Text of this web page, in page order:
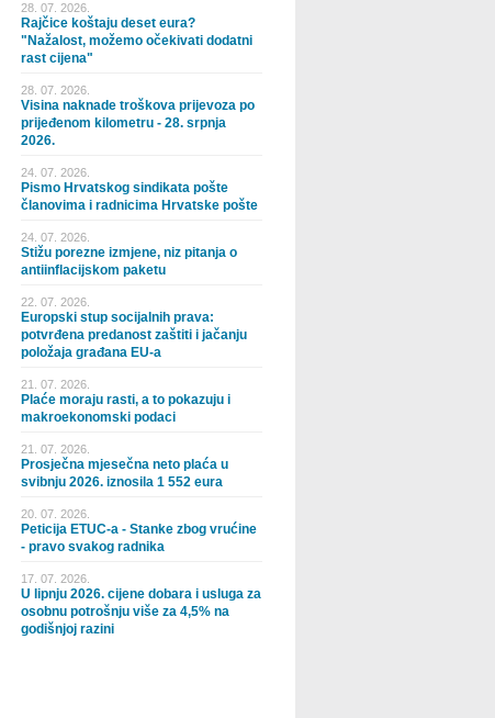
28. 07. 2026.
Rajčice koštaju deset eura?
"Nažalost, možemo očekivati dodatni
rast cijena"
28. 07. 2026.
Visina naknade troškova prijevoza po
prijeđenom kilometru - 28. srpnja
2026.
24. 07. 2026.
Pismo Hrvatskog sindikata pošte
članovima i radnicima Hrvatske pošte
24. 07. 2026.
Stižu porezne izmjene, niz pitanja o
antiinflacijskom paketu
22. 07. 2026.
Europski stup socijalnih prava:
potvrđena predanost zaštiti i jačanju
položaja građana EU-a
21. 07. 2026.
Plaće moraju rasti, a to pokazuju i
makroekonomski podaci
21. 07. 2026.
Prosječna mjesečna neto plaća u
svibnju 2026. iznosila 1 552 eura
20. 07. 2026.
Peticija ETUC-a - Stanke zbog vrućine
- pravo svakog radnika
17. 07. 2026.
U lipnju 2026. cijene dobara i usluga za
osobnu potrošnju više za 4,5% na
godišnjoj razini